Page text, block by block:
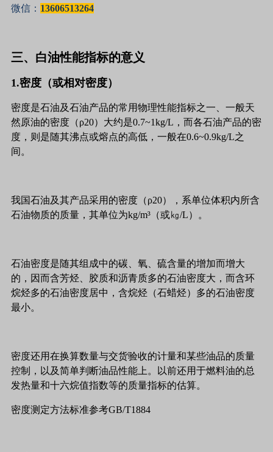
微信： 13606513264
三、白油性能指标的意义
1.密度（或相对密度）
密度是石油及石油产品的常用物理性能指标之一、一般天
然原油的密度（ρ20）大约是0.7~1kg/L，而各石油产品的密
度，则是随其沸点或熔点的高低，一般在0.6~0.9kg/L之
间。
我国石油及其产品采用的密度（ρ20），系单位体积内所含
石油物质的质量，其单位为kg/m³（或㎏/L）。
石油密度是随其组成中的碳、氧、硫含量的增加而增大
的，因而含芳烃、胶质和沥青质多的石油密度大，而含环
烷烃多的石油密度居中，含烷烃（石蜡烃）多的石油密度
最小。
密度还用在换算数量与交货验收的计量和某些油品的质量
控制，以及简单判断油品性能上。以前还用于燃料油的总
发热量和十六烷值指数等的质量指标的估算。
密度测定方法标准参考GB/T1884